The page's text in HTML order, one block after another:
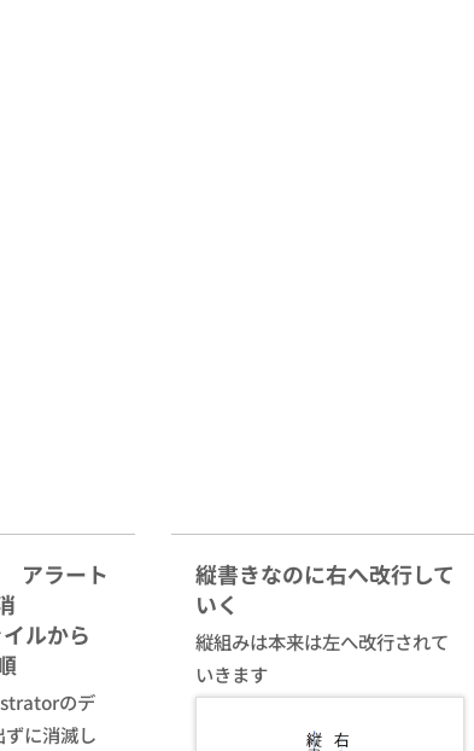
アラート
ルから
のデ
に消滅し
縦書きなのに右へ改行して
いく
縦組みは本来は左へ改行されて
いきます